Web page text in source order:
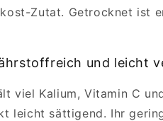
Zutat. Getrocknet ist
und leicht
viel Kalium, Vitamin C
leicht sättigend. Ihr